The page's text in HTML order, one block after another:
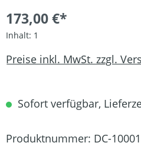
173,00 €*
Inhalt: 1
Preise inkl. MwSt. zzgl.
Sofort verfügbar,
Produktnummer: DC-